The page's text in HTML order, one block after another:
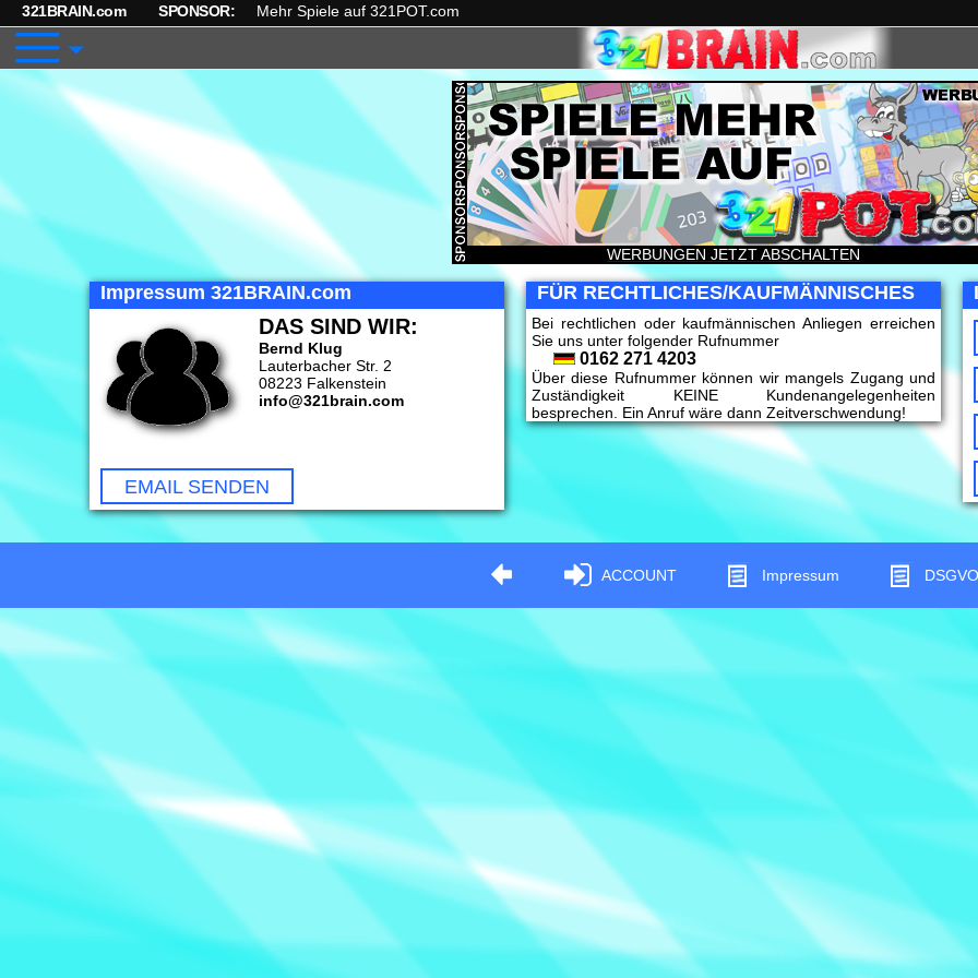
321BRAIN.com SPONSOR: Mehr Spiele auf 321POT.com
WERBUNGEN JETZT ABSCHALTEN
Impressum 321BRAIN.com
DAS SIND WIR:
Bernd Klug
Lauterbacher Str. 2
08223 Falkenstein
info@321brain.com
EMAIL SENDEN
FÜR RECHTLICHES/KAUFMÄNNISCHES
Bei rechtlichen oder kaufmännischen Anliegen erreichen
Sie uns unter folgender Rufnummer
0162 271 4203
Über diese Rufnummer können wir mangels Zugang und
Zuständigkeit KEINE Kundenangelegenheiten
besprechen. Ein Anruf wäre dann Zeitverschwendung!
ACCOUNT Impressum DSGVO